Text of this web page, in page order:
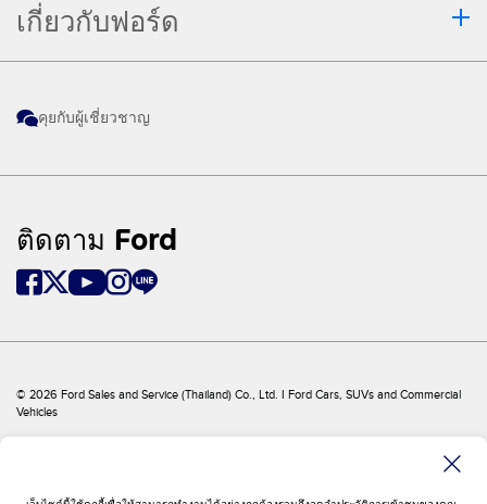
สถานะรถหรือการแจ้งเตือนผ่านอุปกรณ์ใดๆ
บำรุงรักษาตามปกติ เมื่อใดก็ตาม หากคุณเชื่อ
โปรดปรึกษาผู้เชี่ยวชาญเพื่อขอรับการวินิจฉัย
อัจฉริยะพร้อมระบบควบคุมรถให้อยู่กลางช่อง
ทางทำงานที่ความเร็ว 20 กม./ชม. เป็นต้นไป
เทคโนโลยีช่วยขับขี่อัจฉริยะเป็นเพียง
สามารถทดแทนสมาธิ การตัดสินใจ และการ
ละเอียดและข้อจำกัดต่างๆ จากคู่มือผู้ใช้รถ
ระบบควบคุมให้รถอยู่ในช่องทางไม่ได้ควบคุม
เทคโนโลยีเสริมช่วยผู้ขับขี่เท่านั้น และไม่
เกี่ยวกับฟอร์ด
คุยกับผู้เชี่ยวชาญ
ติดตาม Ford
© 2026 Ford Sales and Service (Thailand) Co., Ltd. I Ford Cars, SUVs and Commercial
Vehicles
นโยบายบริษัทและเงื่อนไข